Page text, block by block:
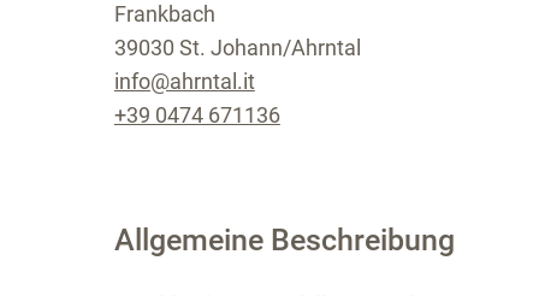
Frankbach
39030 St. Johann/Ahrntal
info@ahrntal.it
+39 0474 671136
Allgemeine Beschreibung